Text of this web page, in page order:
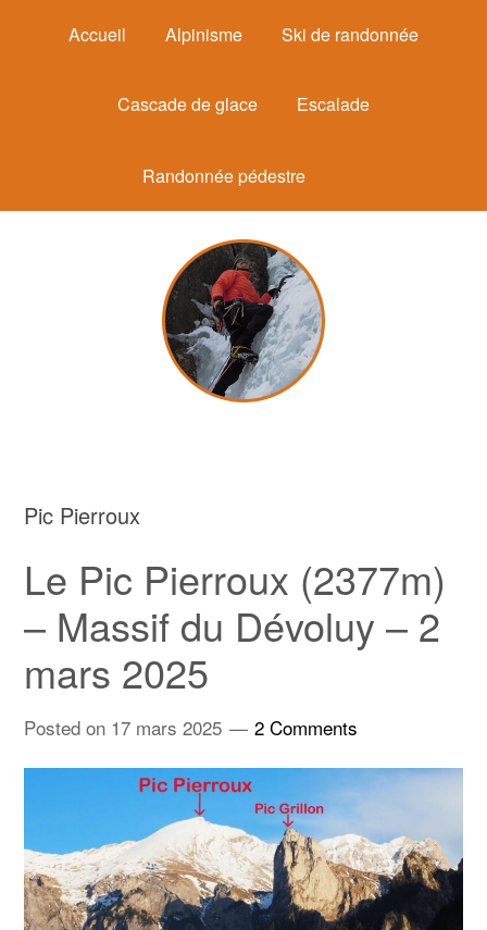
Accueil Alpinisme Ski de randonnée
Cascade de glace Escalade
Randonnée pédestre
Pic Pierroux
Le Pic Pierroux (2377m)
– Massif du Dévoluy – 2
mars 2025
Posted on 17 mars 2025 2 Comments